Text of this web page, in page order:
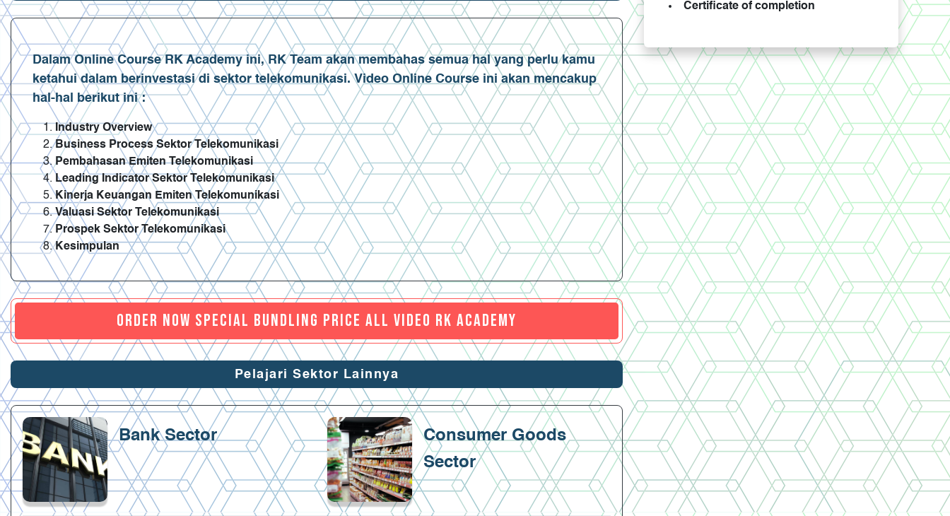
Dalam Online Course RK Academy ini, RK Team akan membahas semua hal yang perlu kamu
ketahui dalam berinvestasi di sektor telekomunikasi. Video Online Course ini akan mencakup
hal-hal berikut ini :
Industry Overview
Business Process Sektor Telekomunikasi
Pembahasan Emiten Telekomunikasi
Leading Indicator Sektor Telekomunikasi
Kinerja Keuangan Emiten Telekomunikasi
Valuasi Sektor Telekomunikasi
Prospek Sektor Telekomunikasi
Kesimpulan
ORDER NOW SPECIAL BUNDLING PRICE ALL VIDEO RK ACADEMY
Pelajari Sektor Lainnya
Bank Sector
Consumer Goods
Sector
Certificate of completion